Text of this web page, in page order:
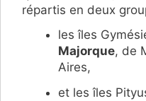
répartis en deux
les îles
Majorque, de
Aires,
et les îles